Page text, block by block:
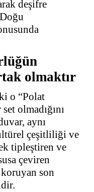
deşifre
olmaktır
o “Polat
olmadığını
aynı
çeşitliliği ve
tipleştiren ve
çeviren
son